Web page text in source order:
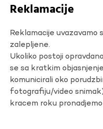
Reklamacije
Reklamacije
zalepljene.
Ukoliko postoji
se sa kratkim
komunicirali oko
fotografiju/video
kracem roku